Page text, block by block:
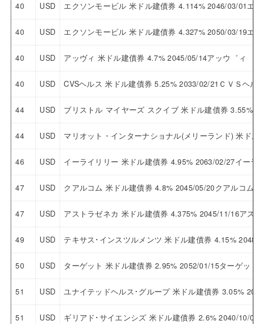
40 USD エクソンモービル 米ドル建債券 4.114% 2046/03/01エ
40 USD エクソンモービル 米ドル建債券 4.327% 2050/03/19エ
40 USD アッヴィ 米ドル建債券 4.7% 2045/05/14アッウ゛ィ
40 USD CVSヘルス 米ドル建債券 5.25% 2033/02/21ＣＶＳヘル
44 USD ブリストル マイヤーズ スクイブ 米ドル建債券
44 USD マリオット・インターナショナル(メリーランド) 米ド
46 USD イーライリリー 米ドル建債券 4.95% 2063/02/27イーラ
47 USD クアルコム 米ドル建債券 4.8% 2045/05/20クアルコム
47 USD アストラゼネカ 米ドル建債券 4.375% 2045/11/16アス
49 USD テキサス･インスツルメンツ 米ドル建債券 4.15% 2048/
50 USD ターゲット 米ドル建債券 2.95% 2052/01/15ターゲット
51 USD ユナイテッドヘルス･グループ 米ドル建債券 3.05%
51 USD ギリアド･サイエンシズ 米ドル建債券 2.6% 2040/10/01